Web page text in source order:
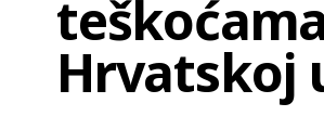
Hrvatskoj